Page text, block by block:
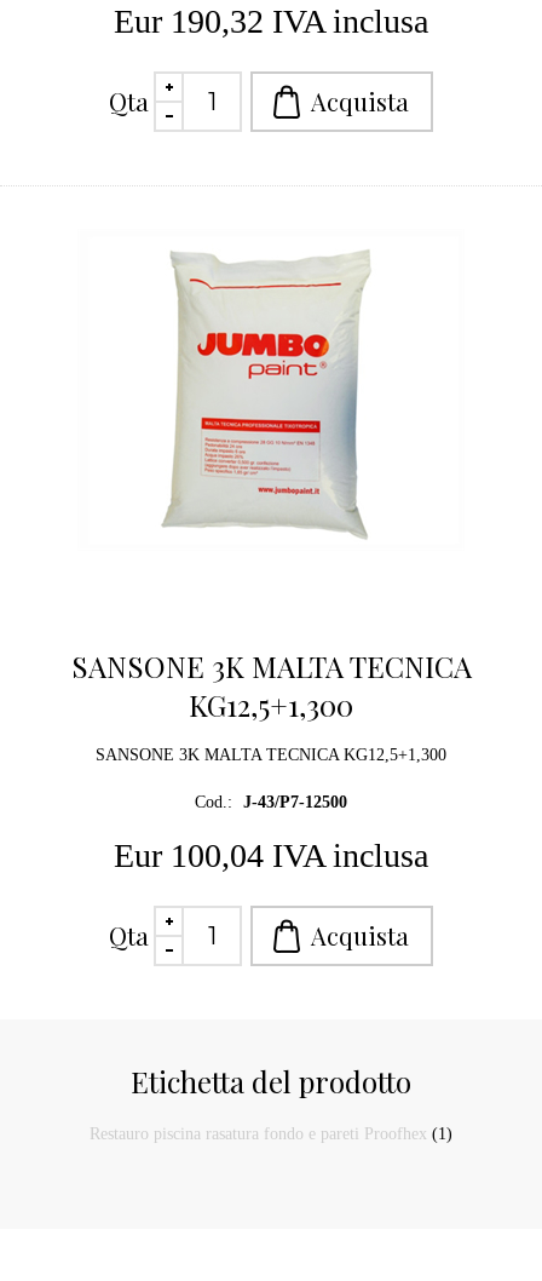
Eur 190,32 IVA inclusa
Qta
SANSONE 3K MALTA TECNICA
KG12,5+1,300
SANSONE 3K MALTA TECNICA KG12,5+1,300
Cod.: J-43/P7-12500
Eur 100,04 IVA inclusa
Qta
Etichetta del prodotto
Restauro piscina rasatura fondo e pareti Proofhex (1)